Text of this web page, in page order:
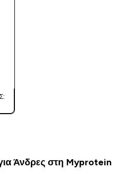
Άνδρες στη Myprotein